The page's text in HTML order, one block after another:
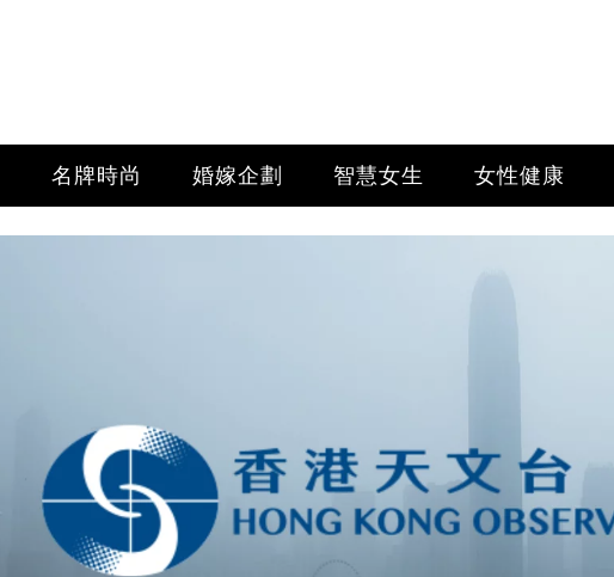
名牌時尚 婚嫁企劃 智慧女生 女性健康